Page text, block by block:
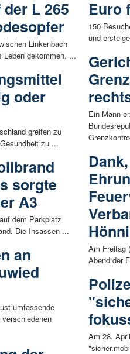
L 265
Linkenbach
Leben gekommen. ...
oder
greifen zu
zu ...
sorgte
A3
dem Parkplatz
Die Insassen ...
an
umfassende
Euro
150
und
Ein Mann
Am Freitag
Abend der
Am 28.